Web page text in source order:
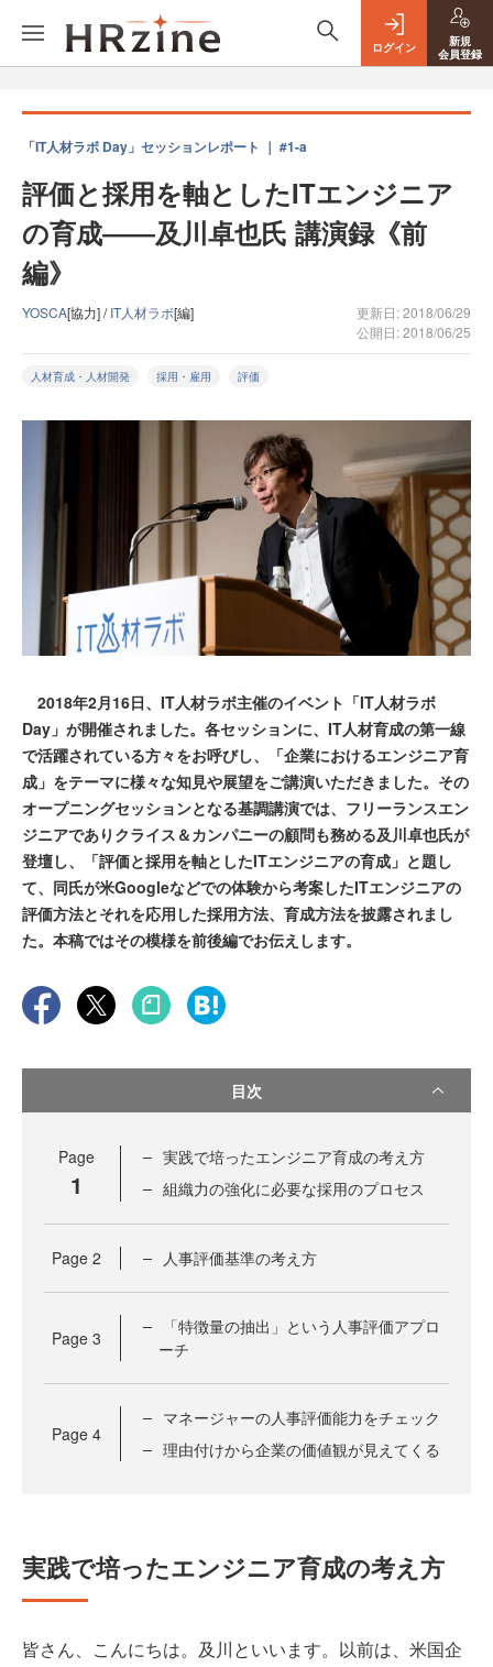
ログイン
新規
会員登録
「IT人材ラボ Day」セッションレポート ｜ #1-a
評価と採用を軸としたITエンジニア
の育成――及川卓也氏 講演録《前
編》
YOSCA[協力] /IT人材ラボ[編]
更新日: 2018/06/29
公開日: 2018/06/25
人材育成・人材開発 採用・雇用 評価
2018年2月16日、IT人材ラボ主催のイベント「IT人材ラボ
Day」が開催されました。各セッションに、IT人材育成の第一線
で活躍されている方々をお呼びし、「企業におけるエンジニア育
成」をテーマに様々な知見や展望をご講演いただきました。その
オープニングセッションとなる基調講演では、フリーランスエン
ジニアでありクライス＆カンパニーの顧問も務める及川卓也氏が
登壇し、「評価と採用を軸としたITエンジニアの育成」と題し
て、同氏が米Googleなどでの体験から考案したITエンジニアの
評価方法とそれを応用した採用方法、育成方法を披露されまし
た。本稿ではその模様を前後編でお伝えします。
目次
Page
1
実践で培ったエンジニア育成の考え方
組織力の強化に必要な採用のプロセス
Page 2 人事評価基準の考え方
Page 3
「特徴量の抽出」という人事評価アプロ
ーチ
Page 4
マネージャーの人事評価能力をチェック
理由付けから企業の価値観が見えてくる
実践で培ったエンジニア育成の考え方
皆さん、こんにちは。及川といいます。以前は、米国企